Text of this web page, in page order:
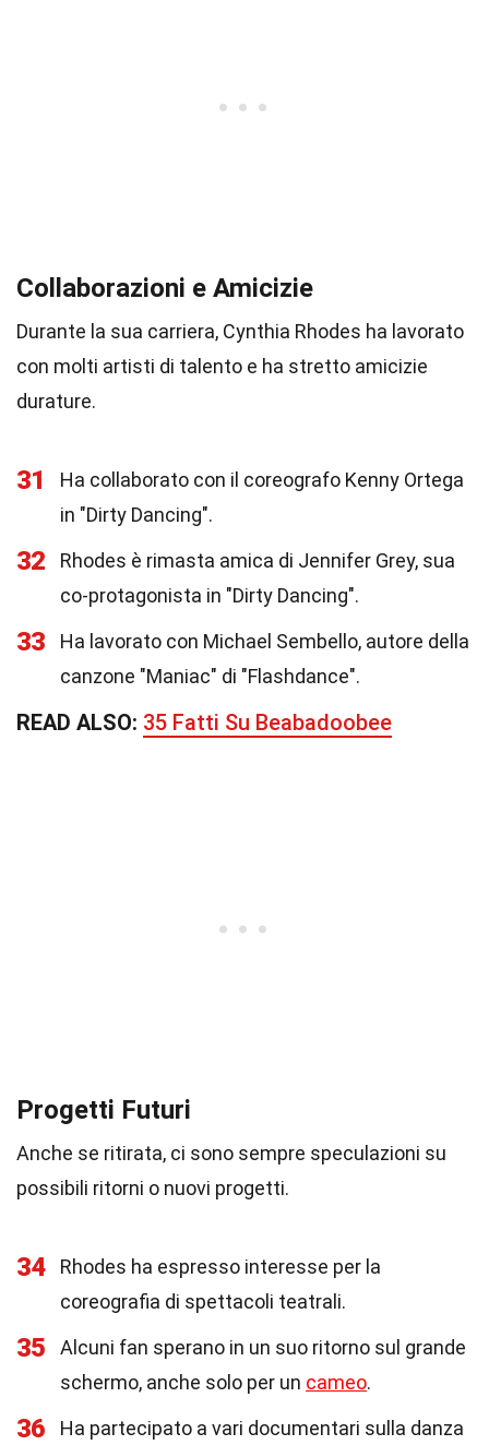
Collaborazioni e Amicizie
Durante la sua carriera, Cynthia Rhodes ha lavorato
con molti artisti di talento e ha stretto amicizie
durature.
31
Ha collaborato con il coreografo Kenny Ortega
in "Dirty Dancing".
32
Rhodes è rimasta amica di Jennifer Grey, sua
co-protagonista in "Dirty Dancing".
33
Ha lavorato con Michael Sembello, autore della
canzone "Maniac" di "Flashdance".
READ ALSO: 35 Fatti Su Beabadoobee
Progetti Futuri
Anche se ritirata, ci sono sempre speculazioni su
possibili ritorni o nuovi progetti.
34
Rhodes ha espresso interesse per la
coreografia di spettacoli teatrali.
35
Alcuni fan sperano in un suo ritorno sul grande
schermo, anche solo per un cameo.
36
Ha partecipato a vari documentari sulla danza